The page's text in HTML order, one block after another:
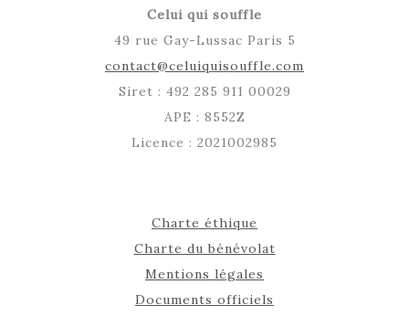
Celui qui souffle
49 rue Gay-Lussac Paris 5
contact@celuiquisouffle.com
Siret : 492 285 911 00029
APE : 8552Z
Licence : 2021002985
Charte éthique
Charte du bénévolat
Mentions légales
Documents officiels